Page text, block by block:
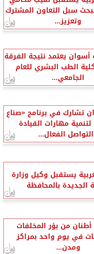
سبل التعاون المشترك
وتعزيز...
يعتمد نتيجة الفرقة
الطب البشري للعام
الجامعي...
تشارك في برنامج «صناع
لتنمية مهارات القيادة
الفعال...
يستقبل وكيل وزارة
الجديدة بالمحافظة
رفع 910 أطنان من بؤر المخلفات
في يوم واحد بمراكز
ومدن...